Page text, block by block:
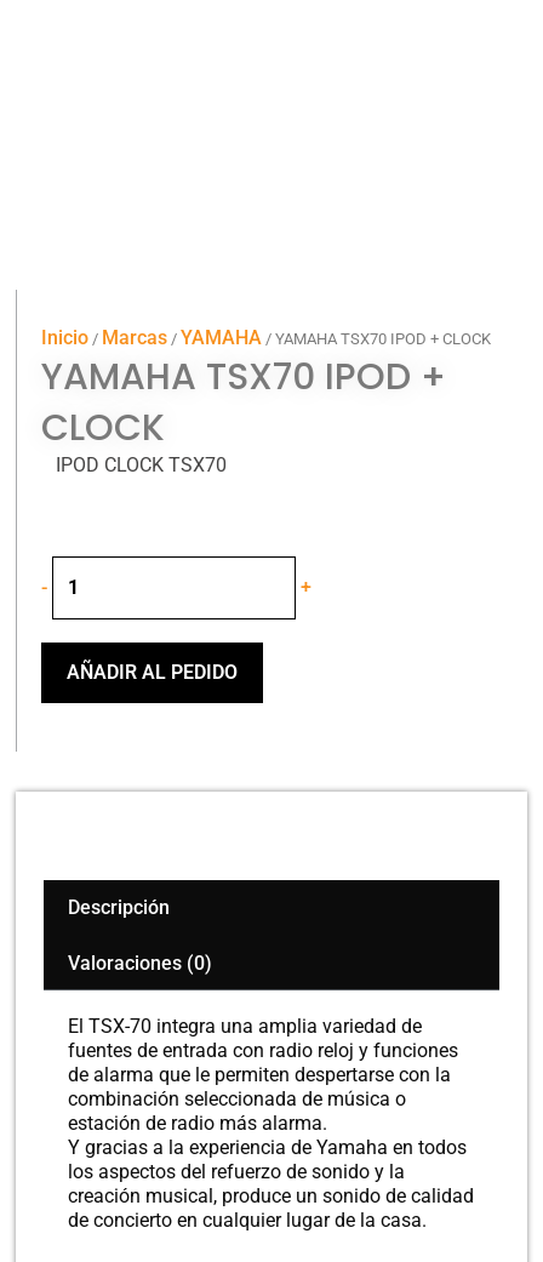
Inicio / Marcas / YAMAHA / YAMAHA TSX70 IPOD + CLOCK
YAMAHA TSX70 IPOD +
CLOCK
IPOD CLOCK TSX70
-
TSX70
IPOD
+
CLOCK
+
AÑADIR AL PEDIDO
Descripción
Valoraciones (0)
El TSX-70 integra una amplia variedad de
fuentes de entrada con radio reloj y funciones
de alarma que le permiten despertarse con la
combinación seleccionada de música o
estación de radio más alarma.
Y gracias a la experiencia de Yamaha en todos
los aspectos del refuerzo de sonido y la
creación musical, produce un sonido de calidad
de concierto en cualquier lugar de la casa.